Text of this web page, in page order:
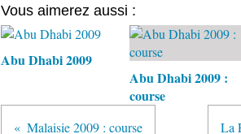
Vous aimerez aussi :
Abu Dhabi 2009
Abu Dhabi 2009 :
course
Malaisie 2009 : course La